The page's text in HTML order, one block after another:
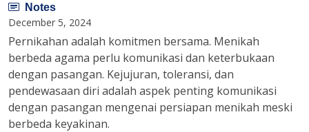
Notes
December 5, 2024
Pernikahan adalah komitmen bersama. Menikah
berbeda agama perlu komunikasi dan keterbukaan
dengan pasangan. Kejujuran, toleransi, dan
pendewasaan diri adalah aspek penting komunikasi
dengan pasangan mengenai persiapan menikah meski
berbeda keyakinan.